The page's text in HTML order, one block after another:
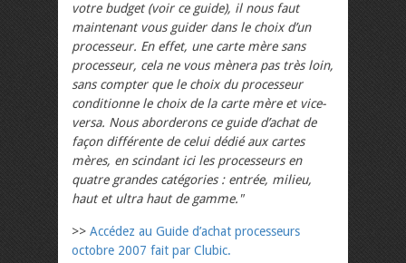
votre budget (voir ce guide), il nous faut
maintenant vous guider dans le choix d’un
processeur. En effet, une carte mère sans
processeur, cela ne vous mènera pas très loin,
sans compter que le choix du processeur
conditionne le choix de la carte mère et vice-
versa. Nous aborderons ce guide d’achat de
façon différente de celui dédié aux cartes
mères, en scindant ici les processeurs en
quatre grandes catégories : entrée, milieu,
haut et ultra haut de gamme."
>> Accédez au Guide d’achat processeurs
octobre 2007 fait par Clubic.